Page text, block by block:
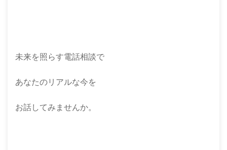
未来を照らす電話相談で
あなたのリアルな今を
お話してみませんか。